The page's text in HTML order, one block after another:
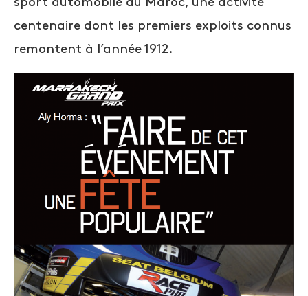
sport automobile au Maroc, une activité
centenaire dont les premiers exploits connus
remontent à l’année 1912.